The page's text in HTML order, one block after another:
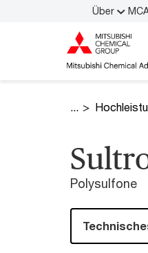
Über
Polysulfone